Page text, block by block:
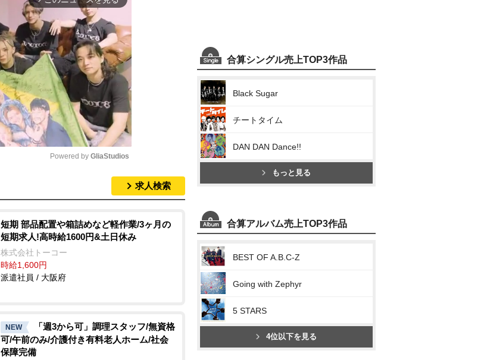
t
e
Powered by GliaStudios
求人検索
短期 部品配置や箱詰めなど軽作業/3ヶ月の
短期求人!高時給1600円&土日休み
株式会社トーコー
時給1,600円
派遣社員 / 大阪府
NEW
「週3から可」調理スタッフ/無資格
可/午前のみ/介護付き有料老人ホーム/社会
保障完備
合算シングル売上TOP3作品
Black Sugar
チートタイム
DAN DAN Dance!!
もっと見る
合算アルバム売上TOP3作品
BEST OF A.B.C-Z
Going with Zephyr
5 STARS
4位以下を見る